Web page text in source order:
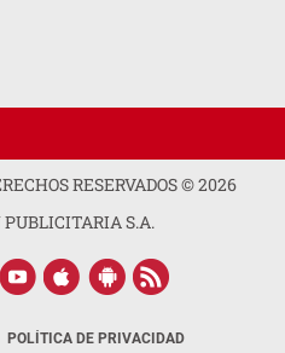
RESERVADOS ©2026
S.A.
POLÍTICA DE PRIVACIDAD